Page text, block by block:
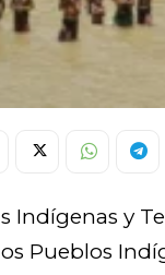
Indígenas y
Pueblos